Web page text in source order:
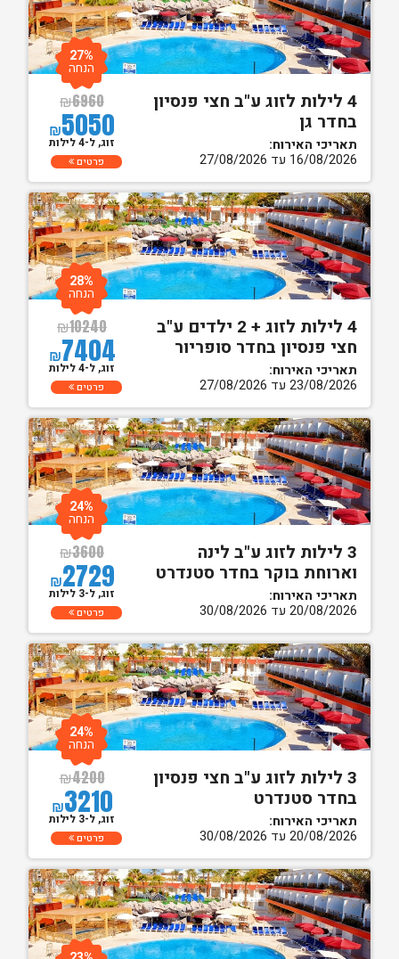
4 לילות לזוג ע"ב חצי פנסיון
בחדר גן
תאריכי האירוח:
16/08/2026 עד 27/08/2026
₪6960
₪5050
27%
הנחה
זוג, ל-4 לילות
פרטים
4 לילות לזוג + 2 ילדים ע"ב
חצי פנסיון בחדר סופריור
תאריכי האירוח:
23/08/2026 עד 27/08/2026
₪10240
₪7404
28%
הנחה
זוג, ל-4 לילות
פרטים
3 לילות לזוג ע"ב לינה
וארוחת בוקר בחדר סטנדרט
תאריכי האירוח:
20/08/2026 עד 30/08/2026
₪3600
₪2729
24%
הנחה
זוג, ל-3 לילות
פרטים
3 לילות לזוג ע"ב חצי פנסיון
בחדר סטנדרט
תאריכי האירוח:
20/08/2026 עד 30/08/2026
₪4200
₪3210
24%
הנחה
זוג, ל-3 לילות
פרטים